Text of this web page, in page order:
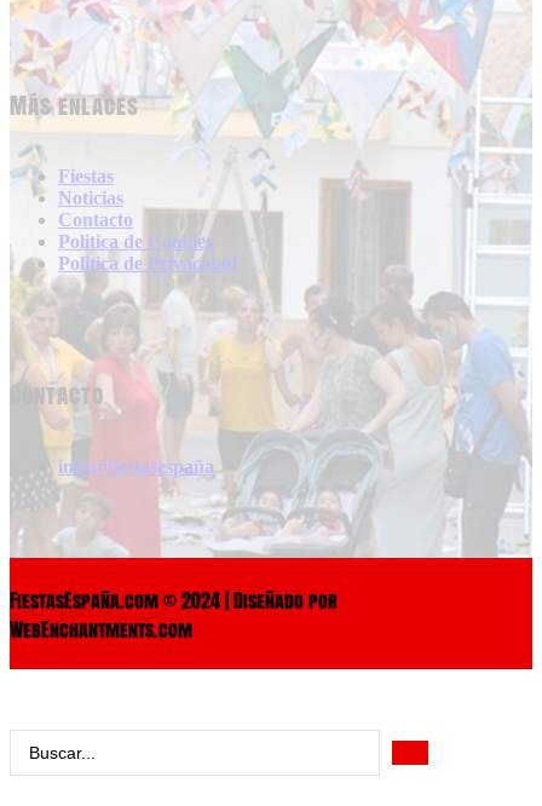
Más enlaces
Fiestas
Noticias
Contacto
Politica de Cookies
Politica de Privacidad
Contacto
info@fiestasespaña
FiestasEspaña.com © 2024 | Diseñado por
WebEnchantments.com